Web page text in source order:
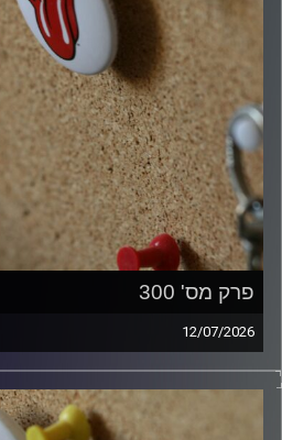
פרק מס' 300
12/07/2026
קלאסיקות רוק עם אורן הוף.
włodi